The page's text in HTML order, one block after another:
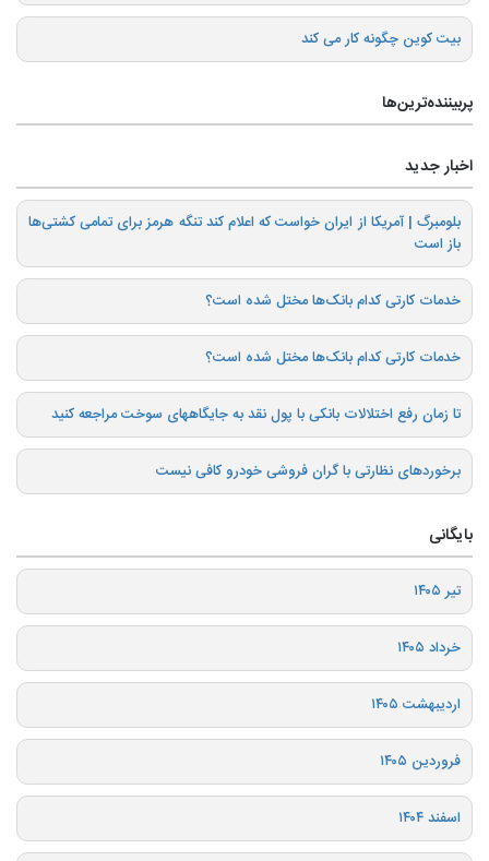
بیت کوین چگونه کار می کند
پربیننده‌ترین‌ها
اخبار جدید
بلومبرگ | آمریکا از ایران خواست که اعلام کند تنگه هرمز برای تمامی کشتی‌ها
باز است
خدمات کارتی کدام بانک‌ها مختل شده است؟
خدمات کارتی کدام بانک‌ها مختل شده است؟
تا زمان رفع اختلالات بانکی با پول نقد به جایگاههای سوخت مراجعه کنید
برخوردهای نظارتی با گران فروشی خودرو کافی نیست
بایگانی
تیر ۱۴۰۵
خرداد ۱۴۰۵
اردیبهشت ۱۴۰۵
فروردین ۱۴۰۵
اسفند ۱۴۰۴